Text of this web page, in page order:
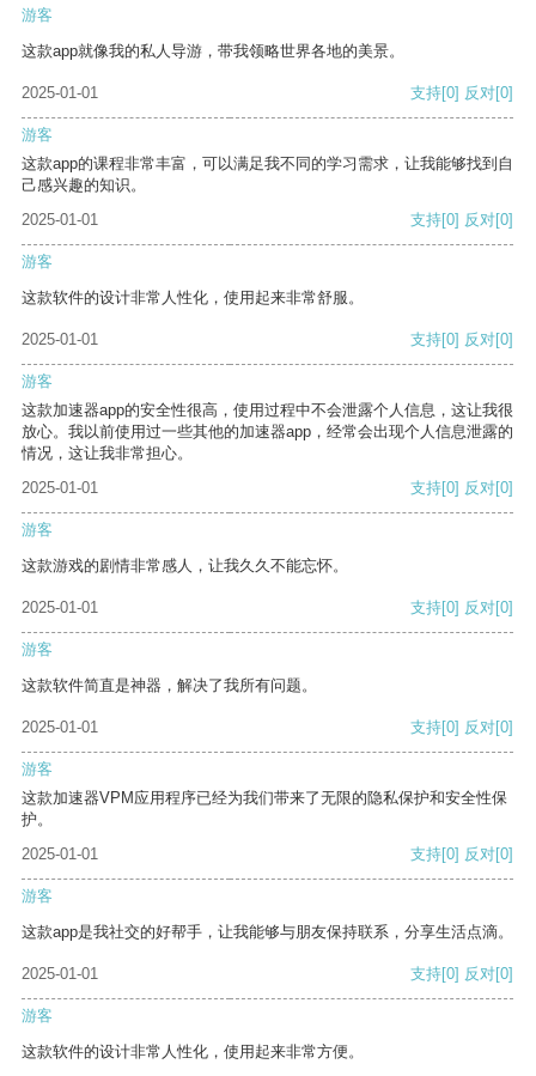
游客
这款app就像我的私人导游，带我领略世界各地的美景。
2025-01-01 支持[0] 反对[0]
游客
这款app的课程非常丰富，可以满足我不同的学习需求，让我能够找到自
己感兴趣的知识。
2025-01-01
支持[0] 反对[0]
游客
这款软件的设计非常人性化，使用起来非常舒服。
2025-01-01 支持[0] 反对[0]
游客
这款加速器app的安全性很高，使用过程中不会泄露个人信息，这让我很
放心。我以前使用过一些其他的加速器app，经常会出现个人信息泄露的
情况，这让我非常担心。
2025-01-01
支持[0] 反对[0]
游客
这款游戏的剧情非常感人，让我久久不能忘怀。
2025-01-01 支持[0] 反对[0]
游客
这款软件简直是神器，解决了我所有问题。
2025-01-01 支持[0] 反对[0]
游客
这款加速器VPM应用程序已经为我们带来了无限的隐私保护和安全性保
护。
2025-01-01
支持[0] 反对[0]
游客
这款app是我社交的好帮手，让我能够与朋友保持联系，分享生活点滴。
2025-01-01 支持[0] 反对[0]
游客
这款软件的设计非常人性化，使用起来非常方便。